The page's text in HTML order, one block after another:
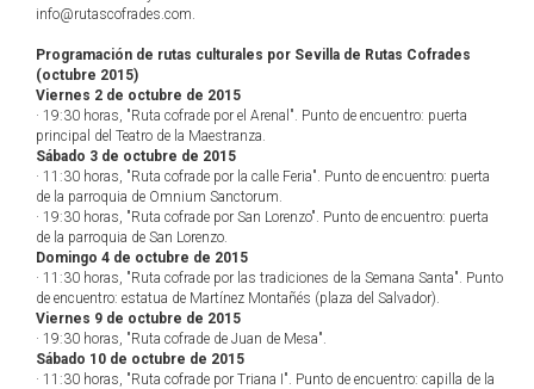
info@rutascofrades.com.
Programación de rutas culturales por Sevilla de Rutas Cofrades
(octubre 2015)
Viernes 2 de octubre de 2015
· 19:30 horas, "Ruta cofrade por el Arenal". Punto de encuentro: puerta
principal del Teatro de la Maestranza.
Sábado 3 de octubre de 2015
· 11:30 horas, "Ruta cofrade por la calle Feria". Punto de encuentro: puerta
de la parroquia de Omnium Sanctorum.
· 19:30 horas, "Ruta cofrade por San Lorenzo". Punto de encuentro: puerta
de la parroquia de San Lorenzo.
Domingo 4 de octubre de 2015
· 11:30 horas, "Ruta cofrade por las tradiciones de la Semana Santa". Punto
de encuentro: estatua de Martínez Montañés (plaza del Salvador).
Viernes 9 de octubre de 2015
· 19:30 horas, "Ruta cofrade de Juan de Mesa".
Sábado 10 de octubre de 2015
· 11:30 horas, "Ruta cofrade por Triana I". Punto de encuentro: capilla de la